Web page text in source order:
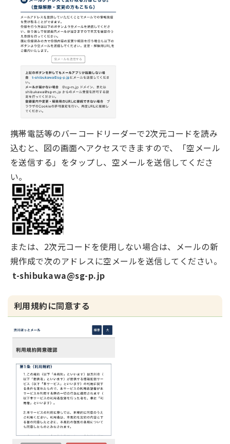
携帯電話等のバーコードリーダーで2次元コードを読み
込むと、図の画面へアクセスできますので、「空メール
を送信する」をタップし、空メールを送信してくださ
い。
または、2次元コードを使用しない場合は、メールの新
規作成で次のアドレスに空メールを送信してください。
t-shibukawa@sg-p.jp
利用規約に同意する